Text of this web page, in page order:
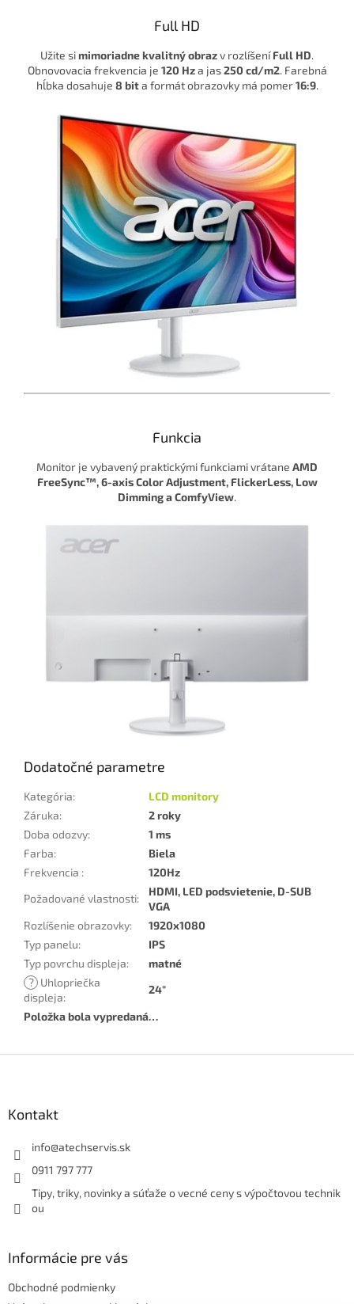
Full HD
Užite simimoriadne kvalitný obrazv rozlíšení Full HD.
Obnovovacia frekvencia je 120 Hz a jas 250 cd/m2. Farebná
hĺbka dosahuje 8 bit a formát obrazovky má pomer 16:9.
Funkcia
Monitor je vybavený praktickými funkciami vrátane AMD
FreeSync™, 6-axis Color Adjustment, FlickerLess, Low
Dimming a ComfyView.
Dodatočné parametre
Kategória:
LCD monitory
Záruka:
2 roky
Doba odozvy:
1 ms
Farba:
Biela
Frekvencia :
120Hz
Požadované vlastnosti:
HDMI, LED podsvietenie, D-SUB
VGA
Rozlíšenie obrazovky:
1920x1080
Typ panelu:
IPS
Typ povrchu displeja:
matné
? Uhlopriečka
displeja:
24"
Položka bola vypredaná…
Kontakt
info@atechservis.sk
0911 797 777
Tipy, triky, novinky a súťaže o vecné ceny s výpočtovou technik
ou
Informácie pre vás
Obchodné podmienky